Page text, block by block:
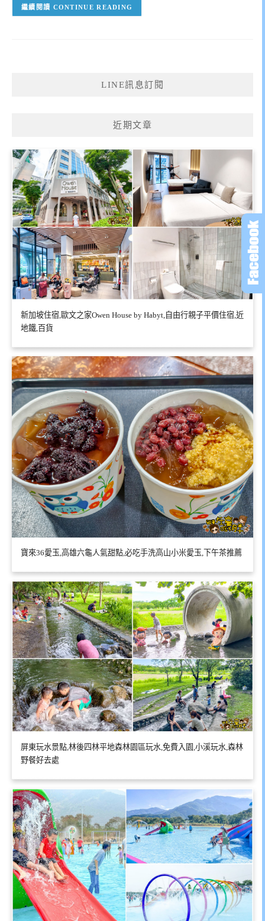
CONTINUE READING
LINE訊息訂閱
近期文章
新加坡住宿,歐文之家Owen House by Habyt,自由行親子平價住宿,近
地鐵,百貨
寶來36愛玉,高雄六龜人氣甜點,必吃手洗高山小米愛玉,下午茶推薦
屏東玩水景點,林後四林平地森林園區玩水,免費入園,小溪玩水,森林
野餐好去處